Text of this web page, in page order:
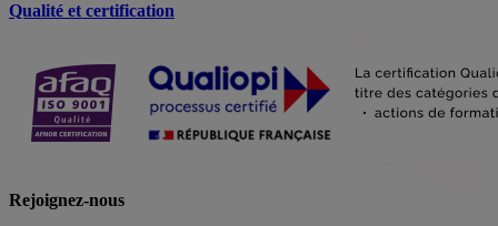
Qualité et certification
Rejoignez-nous